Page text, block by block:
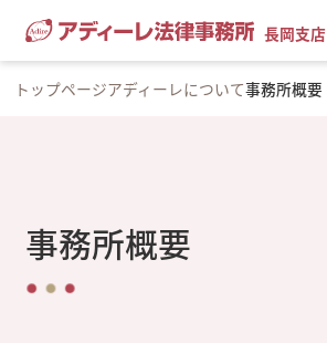
長岡支店
トップページアディーレについて事務所概要
事務所概要